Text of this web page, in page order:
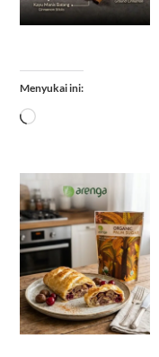
Menyukai ini:
Memuat...